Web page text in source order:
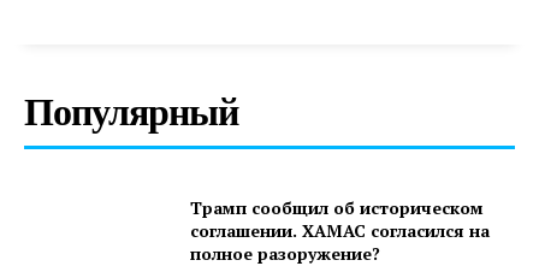
Популярный
Трамп сообщил об историческом
соглашении. ХАМАС согласился на
полное разоружение?